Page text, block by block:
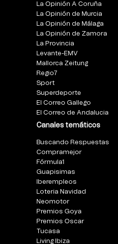
La Opinión A Coruña
La Opinión de Murcia
La Opinión de Málaga
La Opinión de Zamora
La Provincia
Levante-EMV
Mallorca Zeitung
Regio7
Sport
Superdeporte
El Correo Gallego
El Correo de Andalucia
Canales temáticos
Buscando Respuestas
Compramejor
Fórmula1
Guapisimas
Iberempleos
Loteria Navidad
Neomotor
Premios Goya
Premios Oscar
Tucasa
Living Ibiza